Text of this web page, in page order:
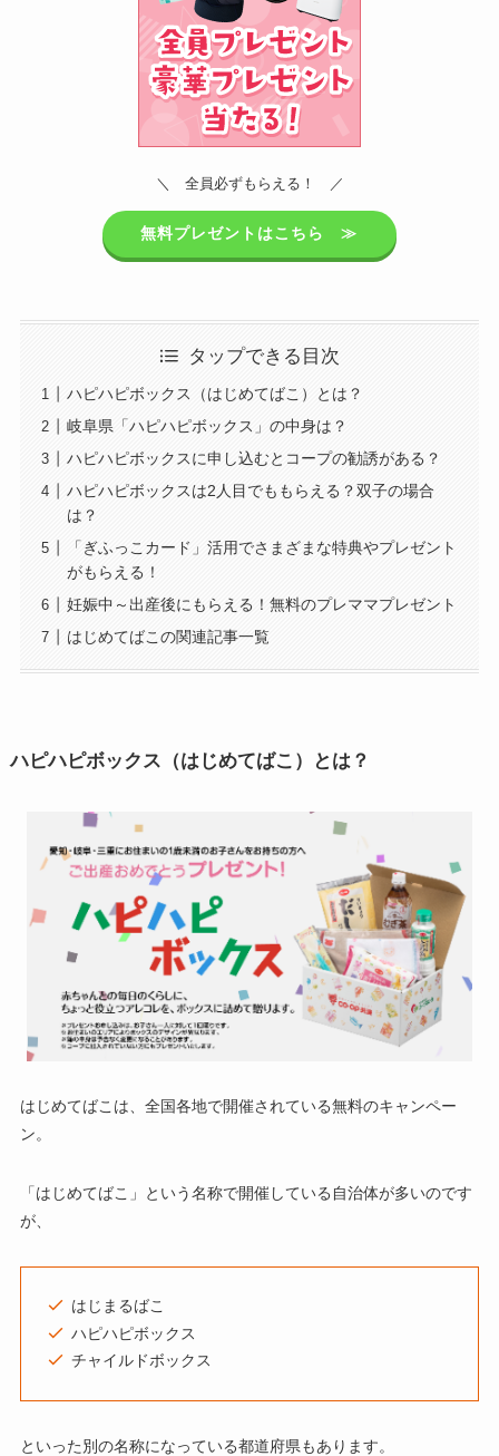
＼ 全員必ずもらえる！ ／
無料プレゼントはこちら ≫
タップできる目次
ハピハピボックス（はじめてばこ）とは？
岐阜県「ハピハピボックス」の中身は？
ハピハピボックスに申し込むとコープの勧誘がある？
ハピハピボックスは2人目でももらえる？双子の場合
は？
「ぎふっこカード」活用でさまざまな特典やプレゼント
がもらえる！
妊娠中～出産後にもらえる！無料のプレママプレゼント
はじめてばこの関連記事一覧
ハピハピボックス（はじめてばこ）とは？
はじめてばこは、全国各地で開催されている無料のキャンペー
ン。
「はじめてばこ」という名称で開催している自治体が多いのです
が、
はじまるばこ
ハピハピボックス
チャイルドボックス
といった別の名称になっている都道府県もあります。